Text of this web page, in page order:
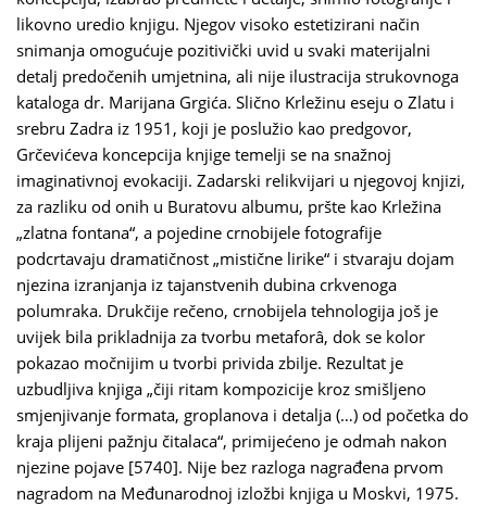
likovno uredio knjigu. Njegov visoko estetizirani način
snimanja omogućuje pozitivički uvid u svaki materijalni
detalj predočenih umjetnina, ali nije ilustracija strukovnoga
kataloga dr. Marijana Grgića. Slično Krležinu eseju o Zlatu i
srebru Zadra iz 1951, koji je poslužio kao predgovor,
Grčevićeva koncepcija knjige temelji se na snažnoj
imaginativnoj evokaciji. Zadarski relikvijari u njegovoj knjizi,
za razliku od onih u Buratovu albumu, pršte kao Krležina
„zlatna fontana“, a pojedine crnobijele fotografije
podcrtavaju dramatičnost „mistične lirike“ i stvaraju dojam
njezina izranjanja iz tajanstvenih dubina crkvenoga
polumraka. Drukčije rečeno, crnobijela tehnologija još je
uvijek bila prikladnija za tvorbu metaforâ, dok se kolor
pokazao močnijim u tvorbi privida zbilje. Rezultat je
uzbudljiva knjiga „čiji ritam kompozicije kroz smišljeno
smjenjivanje formata, groplanova i detalja (…) od početka do
kraja plijeni pažnju čitalaca“, primijećeno je odmah nakon
njezine pojave [5740]. Nije bez razloga nagrađena prvom
nagradom na Međunarodnoj izložbi knjiga u Moskvi, 1975.